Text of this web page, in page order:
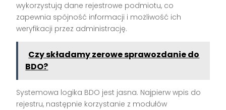
wykorzystują dane rejestrowe podmiotu, co
zapewnia spójność informacji i możliwość ich
weryfikacji przez administrację.
Czy składamy zerowe sprawozdanie do
BDO?
Systemowa logika BDO jest jasna. Najpierw wpis do
rejestru, następnie korzystanie z modułów